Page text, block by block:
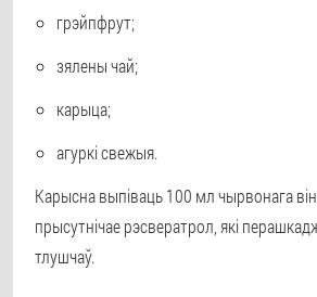
грэйпфрут;
зялены чай;
карыца;
агуркі свежыя.
Карысна выпіваць 100 мл чырвонага
прысутнічае рэсвератрол, які
тлушчаў.